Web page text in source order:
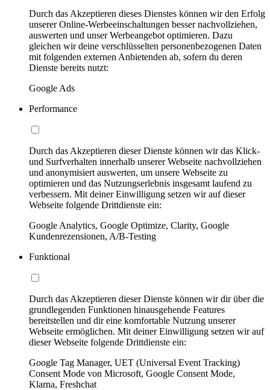
Durch das Akzeptieren dieses Dienstes können wir den Erfolg
unserer Online-Werbeeinschaltungen besser nachvollziehen,
auswerten und unser Werbeangebot optimieren. Dazu
gleichen wir deine verschlüsselten personenbezogenen Daten
mit folgenden externen Anbietenden ab, sofern du deren
Dienste bereits nutzt:
Google Ads
Performance
Durch das Akzeptieren dieser Dienste können wir das Klick-
und Surfverhalten innerhalb unserer Webseite nachvollziehen
und anonymisiert auswerten, um unsere Webseite zu
optimieren und das Nutzungserlebnis insgesamt laufend zu
verbessern. Mit deiner Einwilligung setzen wir auf dieser
Webseite folgende Drittdienste ein:
Google Analytics, Google Optimize, Clarity, Google
Kundenrezensionen, A/B-Testing
Funktional
Durch das Akzeptieren dieser Dienste können wir dir über die
grundlegenden Funktionen hinausgehende Features
bereitstellen und dir eine komfortable Nutzung unserer
Webseite ermöglichen. Mit deiner Einwilligung setzen wir auf
dieser Webseite folgende Drittdienste ein:
Google Tag Manager, UET (Universal Event Tracking)
Consent Mode von Microsoft, Google Consent Mode,
Klarna, Freshchat